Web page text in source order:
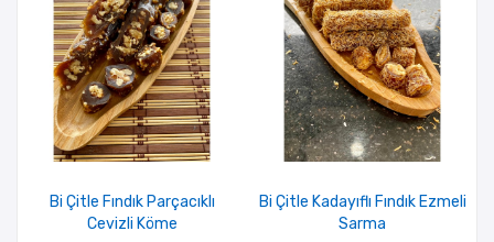
Bi Çitle Fındık Parçacıklı
Cevizli Köme
Bi Çitle Kadayıflı Fındık Ezmeli
Sarma